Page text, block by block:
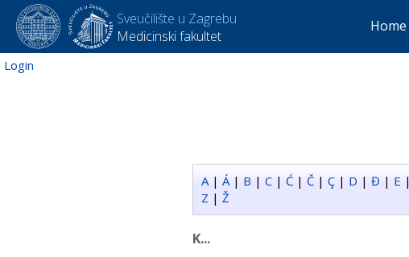
Sveučilište u Zagrebu
Medicinski fakultet
Home
Login
A| Á| B | C | Ć | Č | Ç | D | Đ | E |
Z | Ž
K...